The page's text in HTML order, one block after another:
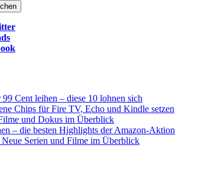
Cent leihen – diese 10 lohnen sich
Chips für Fire TV, Echo und Kindle setzen
und Dokus im Überblick
– die besten Highlights der Amazon-Aktion
Serien und Filme im Überblick